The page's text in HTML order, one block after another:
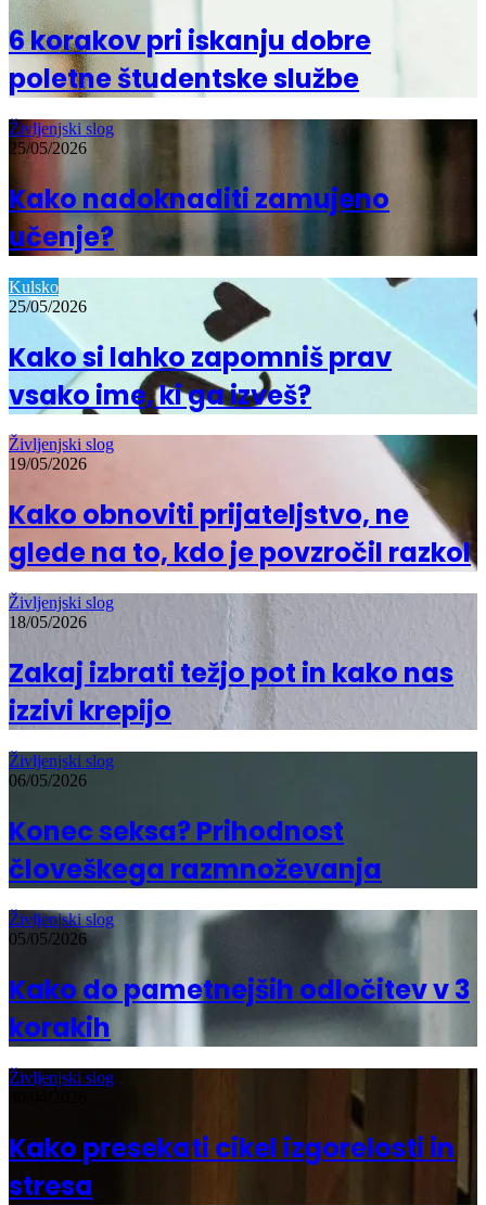
6 korakov pri iskanju dobre
poletne študentske službe
Življenjski slog
25/05/2026
Kako nadoknaditi zamujeno
učenje?
Kulsko
25/05/2026
Kako si lahko zapomniš prav
vsako ime, ki ga izveš?
Življenjski slog
19/05/2026
Kako obnoviti prijateljstvo, ne
glede na to, kdo je povzročil razkol
Življenjski slog
18/05/2026
Zakaj izbrati težjo pot in kako nas
izzivi krepijo
Življenjski slog
06/05/2026
Konec seksa? Prihodnost
človeškega razmnoževanja
Življenjski slog
05/05/2026
Kako do pametnejših odločitev v 3
korakih
Življenjski slog
Kako presekati cikel izgorelosti in
stresa